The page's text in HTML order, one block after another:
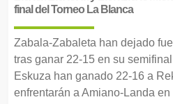
final del Torneo La Blanca
Zabala-Zabaleta han dejado
tras ganar 22-15 en su
Eskuza han ganado 22-16 a
enfrentarán a Amiano-Landa en